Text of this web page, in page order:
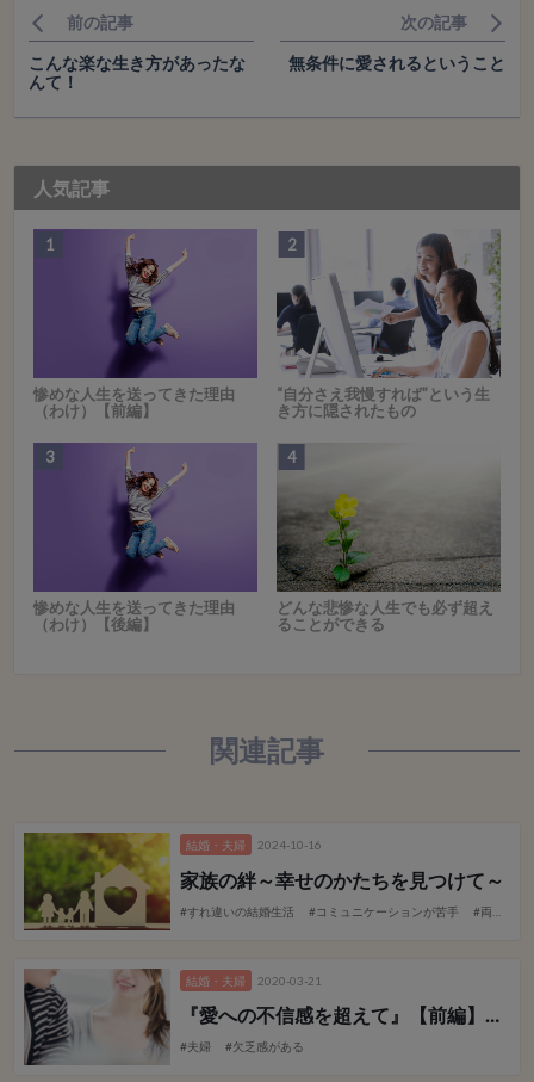
前の記事
こんな楽な生き方があったな
んて！
次の記事
無条件に愛されるということ
人気記事
惨めな人生を送ってきた理由
（わけ）【前編】
“自分さえ我慢すれば”という生
き方に隠されたもの
惨めな人生を送ってきた理由
（わけ）【後編】
どんな悲惨な人生でも必ず超え
ることができる
関連記事
結婚・夫婦 2024-10-16
家族の絆～幸せのかたちを見つけて～
#すれ違いの結婚生活 #コミュニケーションが苦手 #両親との関係性
結婚・夫婦 2020-03-21
『愛への不信感を超えて』【前編】
～手
#夫婦 #欠乏感がある